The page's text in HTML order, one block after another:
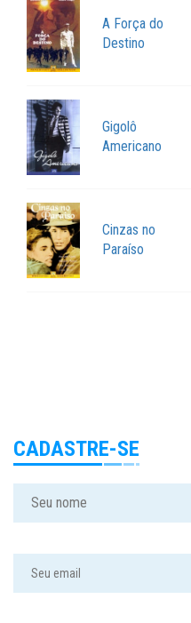
A Força do
Destino
Gigolô
Americano
Cinzas no
Paraíso
CADASTRE-SE